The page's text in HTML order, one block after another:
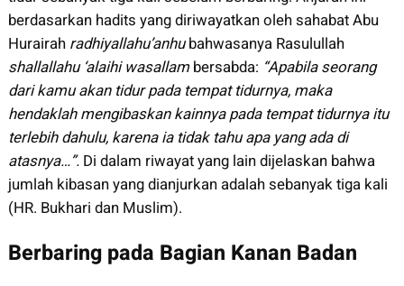
berdasarkan hadits yang diriwayatkan oleh sahabat Abu
Hurairah radhiyallahu’anhubahwasanya Rasulullah
shallallahu ‘alaihi wasallambersabda: “Apabila seorang
dari kamu akan tidur pada tempat tidurnya, maka
hendaklah mengibaskan kainnya pada tempat tidurnya itu
terlebih dahulu, karena ia tidak tahu apa yang ada di
atasnya…”.Di dalam riwayat yang lain dijelaskan bahwa
jumlah kibasan yang dianjurkan adalah sebanyak tiga kali
(HR. Bukhari dan Muslim).
Berbaring pada Bagian Kanan Badan